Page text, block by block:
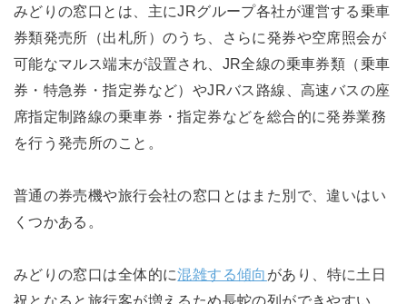
みどりの窓口とは、主にJRグループ各社が運営する乗車
券類発売所（出札所）のうち、さらに発券や空席照会が
可能なマルス端末が設置され、JR全線の乗車券類（乗車
券・特急券・指定券など）やJRバス路線、高速バスの座
席指定制路線の乗車券・指定券などを総合的に発券業務
を行う発売所のこと。
普通の券売機や旅行会社の窓口とはまた別で、違いはい
くつかある。
みどりの窓口は全体的に混雑する傾向 があり、特に土日
祝となると旅行客が増えるため長蛇の列ができやすい。